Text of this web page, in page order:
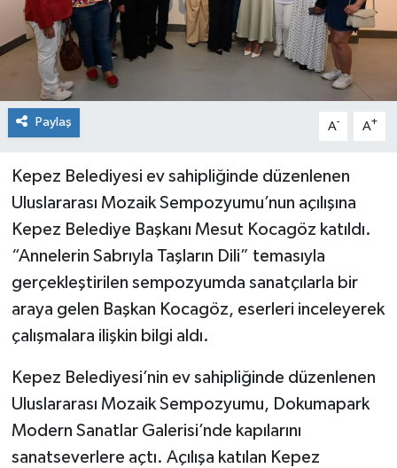
Paylaş A- A+
Kepez Belediyesi ev sahipliğinde düzenlenen
Uluslararası Mozaik Sempozyumu’nun açılışına
Kepez Belediye Başkanı Mesut Kocagöz katıldı.
“Annelerin Sabrıyla Taşların Dili” temasıyla
gerçekleştirilen sempozyumda sanatçılarla bir
araya gelen Başkan Kocagöz, eserleri inceleyerek
çalışmalara ilişkin bilgi aldı.
Kepez Belediyesi’nin ev sahipliğinde düzenlenen
Uluslararası Mozaik Sempozyumu, Dokumapark
Modern Sanatlar Galerisi’nde kapılarını
sanatseverlere açtı. Açılışa katılan Kepez